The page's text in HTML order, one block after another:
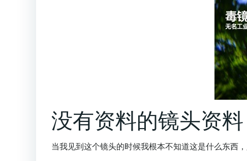
没有资料的镜头资料
当我见到这个镜头的时候我根本不知道这是什么东西